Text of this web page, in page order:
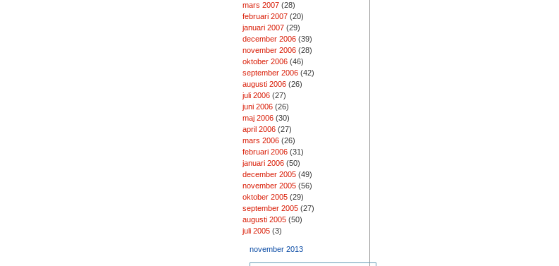
mars 2007(28)
februari 2007(20)
januari 2007(29)
december 2006(39)
november 2006(28)
oktober 2006(46)
september 2006(42)
augusti 2006(26)
juli 2006(27)
juni 2006(26)
maj 2006(30)
april 2006(27)
mars 2006(26)
februari 2006(31)
januari 2006(50)
december 2005(49)
november 2005(56)
oktober 2005(29)
september 2005(27)
augusti 2005(50)
juli 2005(3)
november 2013